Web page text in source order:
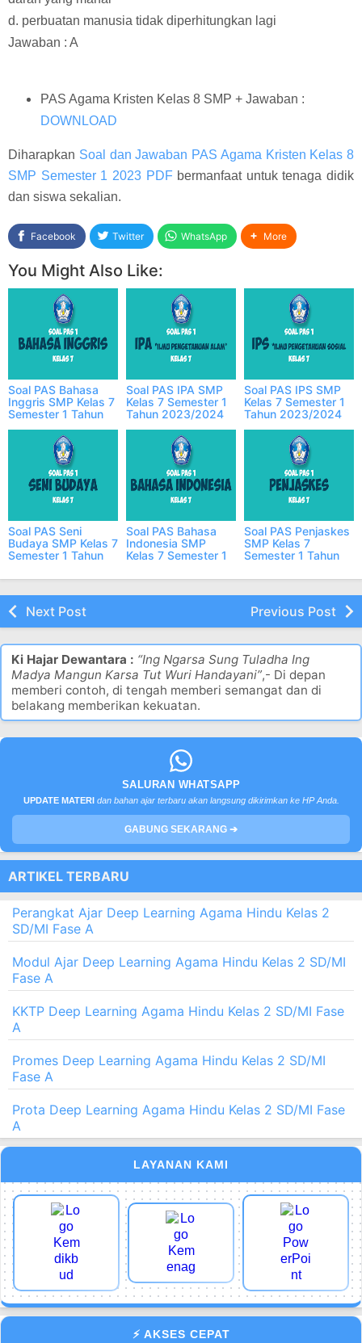
d. perbuatan manusia tidak diperhitungkan lagi
Jawaban : A
PAS Agama Kristen Kelas 8 SMP + Jawaban :
DOWNLOAD
Diharapkan Soal dan Jawaban PAS Agama Kristen Kelas 8
SMP Semester 1 2023 PDFbermanfaat untuk tenaga didik
dan siswa sekalian.
Facebook Twitter WhatsApp More
You Might Also Like:
Soal PAS Bahasa
Inggris SMP Kelas 7
Semester 1 Tahun
Soal PAS IPA SMP
Kelas 7 Semester 1
Tahun 2023/2024
Soal PAS IPS SMP
Kelas 7 Semester 1
Tahun 2023/2024
Soal PAS Seni
Budaya SMP Kelas 7
Semester 1 Tahun
Soal PAS Bahasa
Indonesia SMP
Kelas 7 Semester 1
ONLINE
Soal PAS Penjaskes
SMP Kelas 7
Semester 1 Tahun
Next Post Previous Post
Ki Hajar Dewantara : “Ing Ngarsa Sung Tuladha Ing
Madya Mangun Karsa Tut Wuri Handayani”,- Di depan
memberi contoh, di tengah memberi semangat dan di
belakang memberikan kekuatan.
SALURAN WHATSAPP
UPDATE MATERI dan bahan ajar terbaru akan langsung dikirimkan ke HP Anda.
GABUNG SEKARANG ➔
ARTIKEL TERBARU
Perangkat Ajar Deep Learning Agama Hindu Kelas 2
SD/MI Fase A
Modul Ajar Deep Learning Agama Hindu Kelas 2 SD/MI
Fase A
KKTP Deep Learning Agama Hindu Kelas 2 SD/MI Fase
A
Promes Deep Learning Agama Hindu Kelas 2 SD/MI
Fase A
Prota Deep Learning Agama Hindu Kelas 2 SD/MI Fase
A
LAYANAN KAMI
⚡ AKSES CEPAT